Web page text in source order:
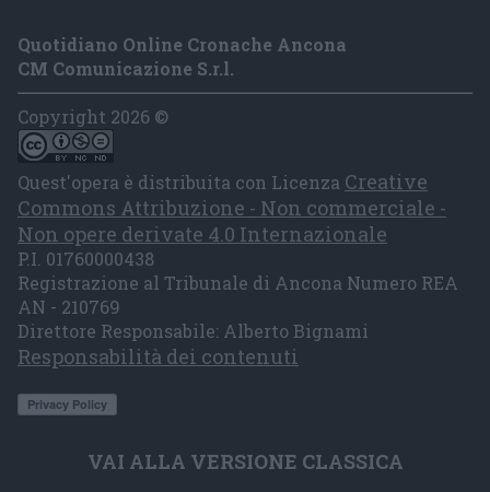
Quotidiano Online Cronache Ancona
CM Comunicazione S.r.l.
Copyright 2026 ©
Quest'opera è distribuita con Licenza Creative
Commons Attribuzione - Non commerciale -
Non opere derivate 4.0 Internazionale
P.I. 01760000438
Registrazione al Tribunale di Ancona Numero REA
AN - 210769
Direttore Responsabile: Alberto Bignami
Responsabilità dei contenuti
VAI ALLA VERSIONE CLASSICA